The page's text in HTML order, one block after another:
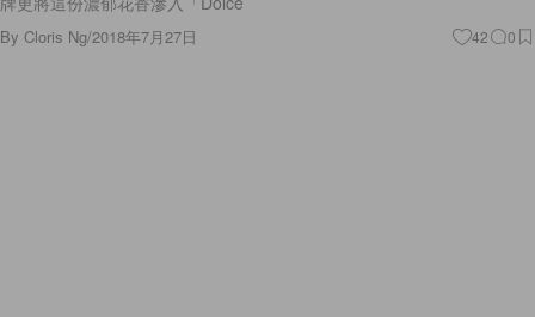
By Cloris Ng/2018年7月27日 42 0